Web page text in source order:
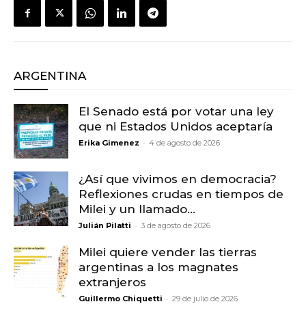
ARGENTINA
El Senado está por votar una ley
que ni Estados Unidos aceptaría
Erika Gimenez - 4 de agosto de 2026
¿Así que vivimos en democracia?
Reflexiones crudas en tiempos de
Milei y un llamado...
Julián Pilatti - 3 de agosto de 2026
Milei quiere vender las tierras
argentinas a los magnates
extranjeros
Guillermo Chiquetti - 29 de julio de 2026